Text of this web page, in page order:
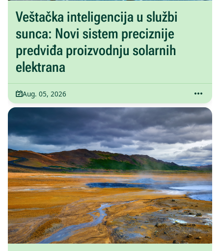
Veštačka inteligencija u službi
sunca: Novi sistem preciznije
predviđa proizvodnju solarnih
elektrana
Aug. 05, 2026